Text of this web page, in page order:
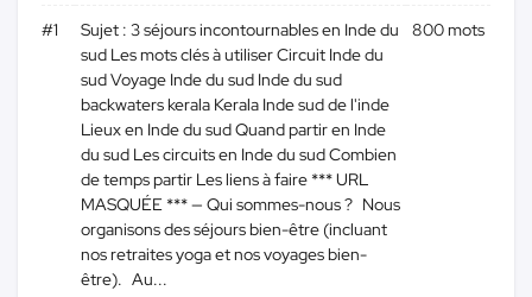
#1
Sujet : 3 séjours incontournables en Inde du
sud Les mots clés à utiliser Circuit Inde du
sud Voyage Inde du sud Inde du sud
backwaters kerala Kerala Inde sud de l'inde
Lieux en Inde du sud Quand partir en Inde
du sud Les circuits en Inde du sud Combien
de temps partir Les liens à faire *** URL
MASQUÉE *** — Qui sommes-nous ? Nous
organisons des séjours bien-être (incluant
nos retraites yoga et nos voyages bien-
être). Au...
800 mots